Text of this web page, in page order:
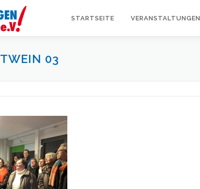
STARTSEITE VERANSTALTUNGEN
03